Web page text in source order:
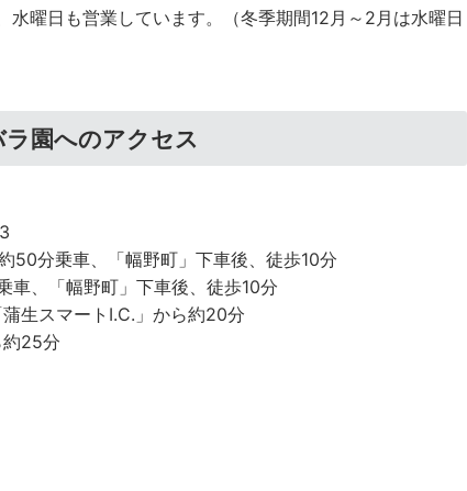
水曜日も営業しています。（冬季期間12月～2月は水曜日
園へのアクセス
50分乗車、「幅野町」下車後、徒歩10分
車、「幅野町」下車後、徒歩10分
生スマートI.C.」から約20分
約25分